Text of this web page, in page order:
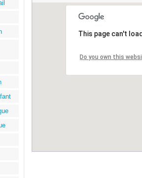
This page can't
Do you own this